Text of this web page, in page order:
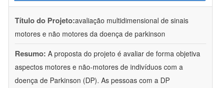
Título do Projeto:avaliação multidimensional de sinais
motores e não motores da doença de parkinson
Resumo: A proposta do projeto é avaliar de forma objetiva
aspectos motores e não-motores de indivíduos com a
doença de Parkinson (DP). As pessoas com a DP